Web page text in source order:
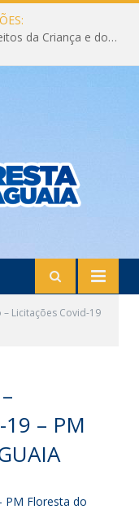
Eleição do Conselho Municipal dos Direitos da Criança e do Adolescente CMDCA 2026
Licitações Covid-19
19 – PM
PM Floresta do